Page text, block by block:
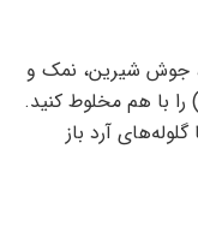
جوش شیرین، نمک و
را با هم مخلوط کنید.
آرد باز